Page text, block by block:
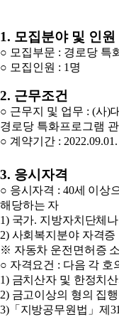
1. 모집분야 및 인원
○ 모집부문 : 경로당 특
○ 모집인원 : 1 명
2. 근무조건
○ 근무지 및 업무 : (사)
경로당 특화프로그램
○ 계약기간 : 2022.09.01.
3. 응시자격
○ 응시자격 : 40세 이상
해당하는 자
1) 국가. 지방자치단체
2) 사회복지분야 자격
※ 자동차 운전면허증
○ 자격요건 : 다음 각 호
1) 금치산자 및 한정치
2) 금고이상의 형의 집
3)「 지방공무원법 」 제 31